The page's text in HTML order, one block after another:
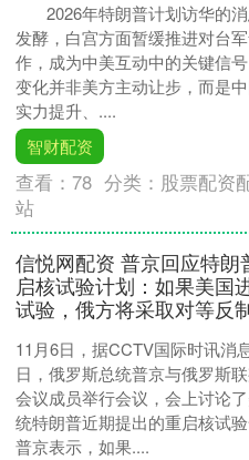
2026年特朗普计划访华的
发酵，白宫方面暂缓推进对台
作，成为中美互动中的关键信
变化并非美方主动让步，而是
实力提升、....
智财配资
查看：78 分类： 股票配资
站
信悦网配资 普京回应特朗
启核试验计划：如果美国
试验，俄方将采取对等反
11月6日，据CCTV国际时讯消
日，俄罗斯总统普京与俄罗斯
会议成员举行会议，会上讨论
统特朗普近期提出的重启核试验
普京表示，如果....